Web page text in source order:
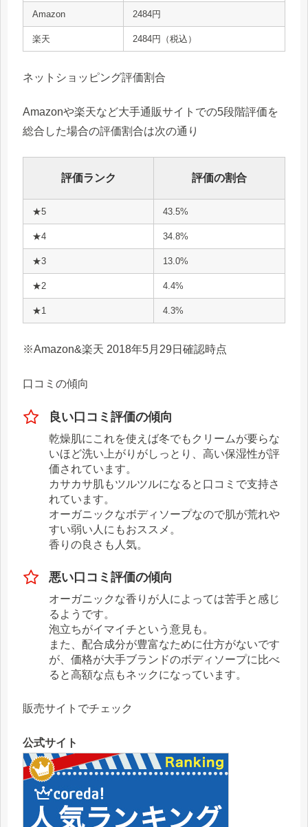
Amazon 2484円
楽天 2484円（税込）
ネットショッピング評価割合
Amazonや楽天など大手通販サイトでの5段階評価を
総合した場合の評価割合は次の通り
評価ランク 評価の割合
★5 43.5%
★4 34.8%
★3 13.0%
★2 4.4%
★1 4.3%
※Amazon&楽天 2018年5月29日確認時点
口コミの傾向
良い口コミ評価の傾向
乾燥肌にこれを使えば冬でもクリームが要らな
いほど洗い上がりがしっとり、高い保湿性が評
価されています。
カサカサ肌もツルツルになると口コミで支持さ
れています。
オーガニックなボディソープなので肌が荒れや
すい弱い人にもおススメ。
香りの良さも人気。
悪い口コミ評価の傾向
オーガニックな香りが人によっては苦手と感じ
るようです。
泡立ちがイマイチという意見も。
また、配合成分が豊富なために仕方がないです
が、価格が大手ブランドのボディソープに比べ
ると高額な点もネックになっています。
販売サイトでチェック
公式サイト